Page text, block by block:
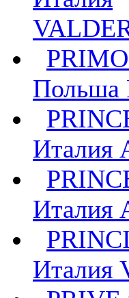
Польша
Италия
Италия
Италия